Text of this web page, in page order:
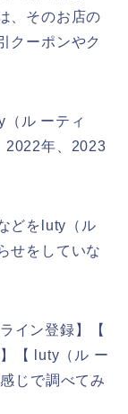
、そのお店の
クーポンやク
ル ーティ
2022年、2023
どをluty（ル
せをしていな
イン登録】【
【 luty（ル ー
じで調べてみ